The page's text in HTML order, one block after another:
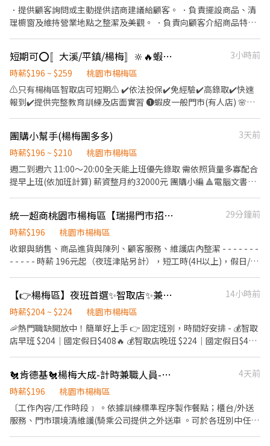
．提供顧客詢問或主動提供諮商建議給顧客。 ．負責擺設商品、清
理櫥窗及維持營業地點之整潔及美觀。 ．負責向顧客介紹商品特
束營業前，統計銷售情形、盤點貨品存量及撰寫當日業務報表。
短期可⭕〚大溪/平鎮/楊梅〛🔆🔥蝦皮店到店┃智取店門市🥈免經驗🫧火速報到💓
3小時前
時薪$196 ~ $259
桃園市楊梅區
⚠️只有楊梅區智取店可短期⚠️ ✔️依法投保✔️免經驗✔️高錄取✔️快速
報到✔️提供完整教育訓練及店面實習 ❶蝦皮一般門市(有人店) 🌸工
店、支援佳 5.協助區經理執行門市營運、維護 【提供完整教育訓練
及店面實習】 ❗❗⚠兼職為早晚固定班(免輪班)⚠❗❗ ▸早班時段：
10:30-17:30 ▸晚班時段：16:15-22:45、18:45-22:45（一週至少2天
要能16:15起班） ▸時薪$196元 ▸月排休制：一周至少排班4天，假日
一定要可配合排班 🌸上班地點🌸 楊梅三民店▸桃園市楊梅區三民路
街 楊梅瑞梅店▸桃園市楊梅區瑞梅街 楊梅萬大店▸桃園市楊梅區萬大
路 平鎮平東店▸桃園市平鎮區平東路 平鎮南京店▸桃園市平鎮區南京
路125巷 平鎮湧安店▸桃園市平鎮區湧安路 平鎮龍江店▸桃園市平鎮
區龍江路 ‐‐‐‐‐‐‐‐‐‐‐‐‐‐‐‐‐‐‐‐‐‐‐‐‐
‐‐‐‐‐‐‐‐‐‐‐‐‐‐‐‐‐‐‐‐‐‐ ❷蝦皮智取門市
⚠️需有機車⚠️ 🌸工作內容🌸 1. 包裹收寄、搬運、盤點、理貨、上架
等 2. 維持門市作業區環境、清潔維護作業 3.須配合調店、支援(一天
合鄰近有人店門市支援 【提供完整教育訓練及店面實習】 🌸工作時
間🌸(固定班別) 早班：07:00-12:00、07:30-12:30、08:00-13:00、
08:30-13:30 (可自選) 晚班：17:30-23:30、18:30-23:30 夜班：
23:30-03:30 假日早班：07:00-12:00 / 假日晚班：17:30-23:30 (禮
拜六、禮拜日及國定假日都要可上班) 🌸薪資待遇🌸 早班時薪$204-
219元 晚班時薪津貼+20元▸時薪$224-239元 夜班時薪津貼+40元▸
時薪$244-259元 🌸休假制度🌸 月排休制 (一周至少排班4天，假日
一定要可配合排班) 🌸上班地點🌸 大溪民權 - 智取店▸桃園市大溪區
民權東路 楊梅中山 - 智取店▸桃園市楊梅區中山路 楊梅中興 - 智取店
團購小幫手(楊梅團多多)
3天前
時薪$196 ~ $210
桃園市楊梅區
週二到週六 11:00～20:00全天能上班優先錄取 需依照貨量多寡配合
提早上班(依加班計算) 薪資整月約32000元 團購小編 🔺電腦文書作
項 週六需互相協調排班至少兩位上班 (週六另給加班費，依照勞基
法) 平常日為3位 國定假日基本都休假 (除了須配合週六加班，另給
加班費) 工作風氣自由，希望有活力且不怕面對客人的人加入團隊
呦！ 我們團購以好的服務為口碑，希望您也能帶給客人好的服務
一個月
統一超商桃園市楊梅區【瑞揚門市招募】 離家近&彈性排班、歡迎二度就業/樂齡/兼職
29分鐘前
時薪$196
桃園市楊梅區
收銀與銷售、商品進貨與陳列、顧客服務、維護店內整潔 - - - - - - -
- - - - - 時薪 196元起（夜班津貼另計），短工時(4H以上)，假日/暑
為主) 工作地點：依您鄰近地區媒合 *學經歷不拘，喜歡與人互動，
樂觀開朗，具有服務熱忱* 若對其他地區有意願也歡迎投遞！
【👉楊梅區】夜班首選✨智取店✨兼職首選🔥/彈性兼職/多間店點/蝦蝦蝦電商💰💰
14小時前
時薪$204 ~ $224
桃園市楊梅區
🦐熱門職缺開放中！簡單好上手 👉 固定班別，時間好安排 - 💰智取
店早班 $204｜國定假日$408🔥 💰智取店晚班 $224｜國定假日$448
市楊梅區成功路19號1樓 楊梅中山 - 智取店👉 桃園市楊梅區中山路
152號1樓 楊梅中興 - 智取店👉 桃園市楊梅區中興路80巷22號1樓
楊梅楊新 - 智取店👉 桃園市楊梅區楊新北路269之5號1樓 - 🦐夜班
智取店： 楊梅成功 - 智取店👉 桃園市楊梅區成功路19號1樓 楊梅楊
新 - 智取店👉 桃園市楊梅區楊新北路269之5號1樓 🕐 早班
🐔肯德基🐔楊梅大成-計時兼職人員-★彈性周排班★-"$196-$201"
4天前
時薪$196
桃園市楊梅區
〔工作內容/工作時段﹞ 。依據訓練標準程序製作餐點；櫃台/外送
服務、門市環境清維護(騎乘公司提供之外送車 。可於各班別中任選